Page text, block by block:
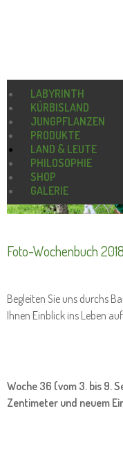
LABYRINTH
KÜRBISLAND
JUNGPFLANZEN
PRODUKTE
LAND & LEUTE
PHILOSOPHIE
SHOP
GALERIE
Foto-Wochenbuch 2018
Begleiten Sie uns durchs
Ihnen Einblick ins Leben
Woche 36 (vom 3. bis 9.
Zentimeter und neuem